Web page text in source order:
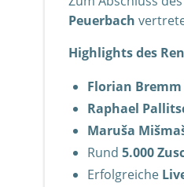
Peuerbach
Highlights des
Florian
Raphael
Maruša
Rund 5.000
Erfolgreiche